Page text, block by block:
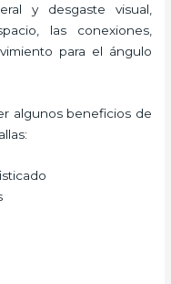
y desgaste visual,
las conexiones,
para el ángulo
algunos beneficios de